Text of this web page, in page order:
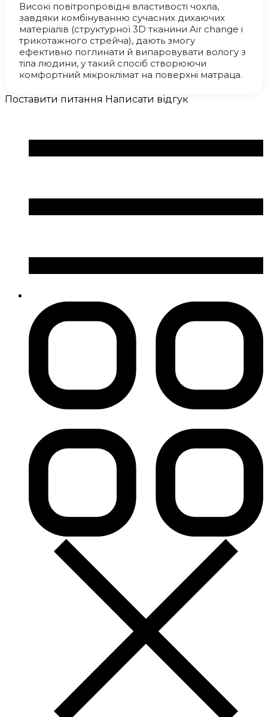
Високі повітропровідні властивості чохла,
завдяки комбінуванню сучасних дихаючих
матеріалів (структурної 3D тканини Air change і
трикотажного стрейча), дають змогу
ефективно поглинати й випаровувати вологу з
тіла людини, у такий спосіб створюючи
комфортний мікроклімат на поверхні матраца.
Поставити питання Написати відгук